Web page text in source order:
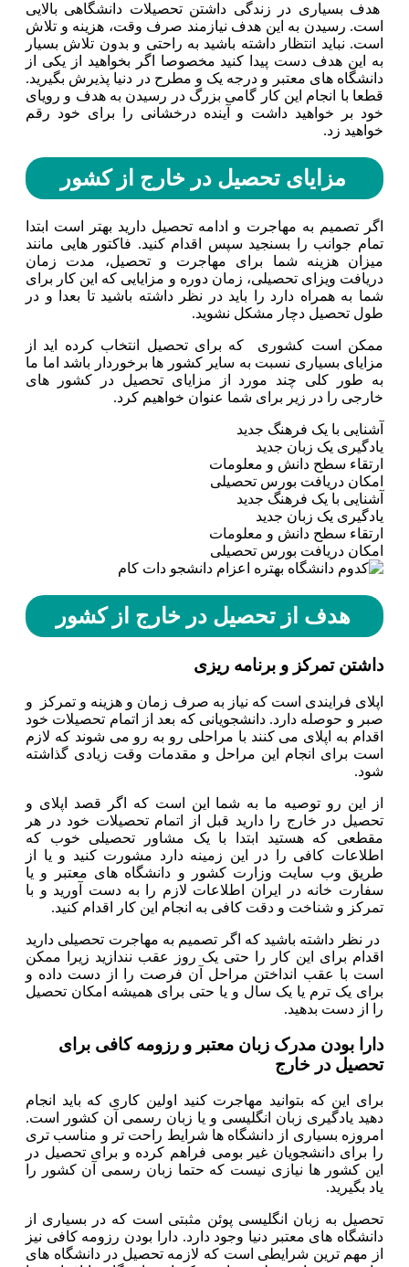
هدف بسیاری در زندگی داشتن تحصیلات دانشگاهی بالایی
است‌. رسیدن به این هدف نیازمند صرف وقت، هزینه و تلاش
است. نباید انتظار داشته باشید به راحتی و بدون تلاش بسیار
به این هدف دست پیدا کنید مخصوصا اگر بخواهید از یکی از
دانشگاه های معتبر و درجه یک و مطرح در دنیا پذیرش بگیرید.
قطعا با انجام این کار گامی بزرگ در رسیدن به هدف و رویای
خود بر خواهید داشت و آینده درخشانی را برای خود رقم
خواهید زد‌.
مزایای تحصیل در خارج از کشور
اگر تصمیم به مهاجرت و ادامه تحصیل دارید بهتر است ابتدا
تمام جوانب را بسنجید سپس اقدام کنید. فاکتور هایی مانند
میزان هزینه شما برای مهاجرت و تحصیل، مدت زمان
دریافت ویزای تحصیلی، زمان دوره و مزایایی که این کار برای
شما به همراه دارد را باید در نظر داشته باشید تا بعدا و در
طول تحصیل دچار مشکل نشوید.
ممکن است کشوری که برای تحصیل انتخاب کرده اید از
مزایای بسیاری نسبت به سایر کشور ها برخوردار باشد اما ما
به طور کلی چند مورد از مزایای تحصیل در کشور های
خارجی را در زیر برای شما عنوان خواهیم کرد.
آشنایی با یک فرهنگ جدید
یادگیری یک زبان جدید
ارتقاء سطح دانش و معلومات
امکان دریافت بورس تحصیلی
آشنایی با یک فرهنگ جدید
یادگیری یک زبان جدید
ارتقاء سطح دانش و معلومات
امکان دریافت بورس تحصیلی
هدف از تحصیل در خارج از کشور
داشتن تمرکز و برنامه ریزی
اپلای فرایندی است که نیاز به صرف زمان و هزینه و تمرکز و
صبر و حوصله دارد. دانشجویانی که بعد از اتمام تحصیلات خود
اقدام به اپلای می کنند با مراحلی رو به رو می شوند که لازم
است برای انجام این مراحل و مقدمات وقت زیادی گذاشته
شود.
از این رو توصیه ما به شما این است که اگر قصد اپلای و
تحصیل در خارج را دارید قبل از اتمام تحصیلات خود در هر
مقطعی که هستید ابتدا با یک مشاور تحصیلی خوب که
اطلاعات کافی را در این زمینه دارد مشورت کنید و یا از
طریق وب سایت وزارت کشور و دانشگاه های معتبر و یا
سفارت خانه در ایران اطلاعات لازم را به دست آورید و با
تمرکز و شناخت و دقت کافی به انجام این کار اقدام کنید.
در نظر داشته باشید که اگر تصمیم به مهاجرت تحصیلی دارید
اقدام برای این کار را حتی یک روز عقب نندازید زیرا ممکن
است با عقب انداختن مراحل آن فرصت را از دست داده و
برای یک ترم یا یک سال و یا حتی برای همیشه امکان تحصیل
را از دست بدهید.
دارا بودن مدرک زبان معتبر و رزومه کافی برای
تحصیل در خارج
برای این که بتوانید مهاجرت کنید اولین کاری که باید انجام
دهید یادگیری زبان انگلیسی و یا زبان رسمی آن کشور است.
امروزه بسیاری از دانشگاه ها شرایط راحت تر و مناسب تری
را برای دانشجویان غیر بومی فراهم کرده و برای تحصیل در
این کشور ها نیازی نیست که حتما زبان رسمی آن کشور را
یاد بگیرید.
تحصیل به زبان انگلیسی پوئن مثبتی است که در بسیاری از
دانشگاه های معتبر دنیا وجود دارد. دارا بودن رزومه کافی نیز
از مهم ترین شرایطی است که لازمه تحصیل در دانشگاه های